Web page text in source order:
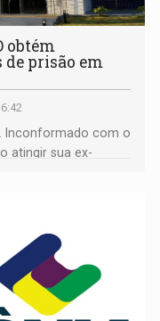
obtém
de prisão em
Inconformado com o
atingir sua ex-